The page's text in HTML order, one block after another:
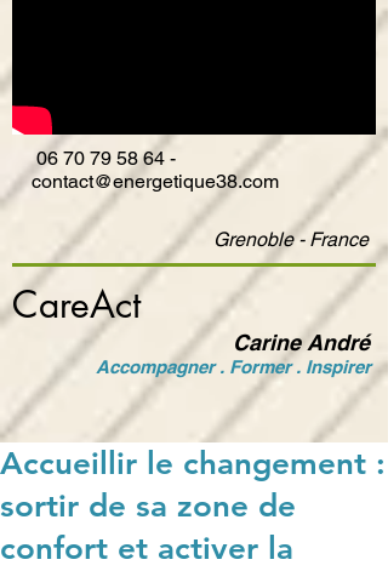
CareAct
Carine André
Accompagner . Former . Inspirer
06 70 79 58 64 -
contact@energetique38.com
Grenoble - France
Accueillir le changement :
sortir de sa zone de
confort et activer la